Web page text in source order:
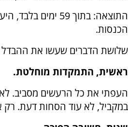
התוצאה: בתוך 59
הכנסות.
שלושת הדברים שעשו את ההבדל
ראשית, התמקדות מוחלטת.
העפתי את כל הרעשים מסביב. לא
במקביל, לא עוד הסחות דעת. רק